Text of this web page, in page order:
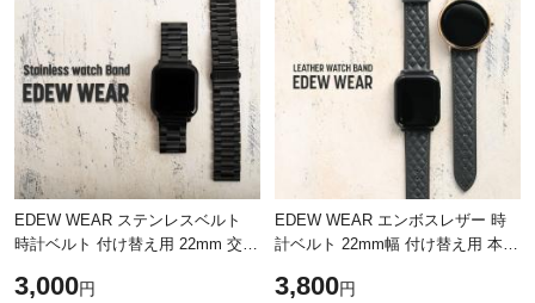
EDEW WEAR ステンレスベルト
時計ベルト 付け替え用 22mm 交換
せ替え 高級感 スマートウォッチ用
3,000円
EDEW WEAR エンボスレザー 時
計ベルト 22mm幅 付け替え用 本革
ス 男女兼用 おしゃれ 牛革 レザー
3,800円